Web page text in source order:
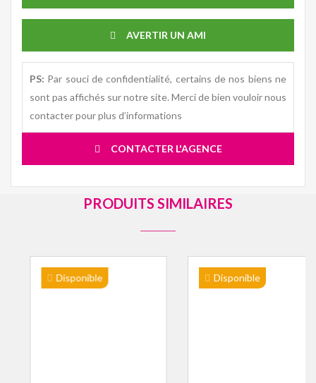
AVERTIR UN AMI
PS: Par souci de confidentialité, certains de nos biens ne
sont pas affichés sur notre site. Merci de bien vouloir nous
contacter pour plus d’informations
CONTACTER L'AGENCE
PRODUITS SIMILAIRES
Disponible Disponible